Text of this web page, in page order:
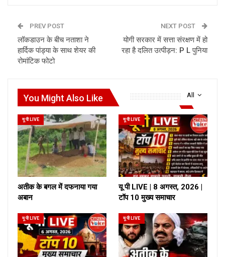
PREV POST
लॉकडाउन के बीच नताशा ने
हार्दिक पांड्या के साथ शेयर की
रोमांटिक फोटो
NEXT POST
योगी सरकार में सत्ता संरक्षण में हो
रहा है दलित उत्पीड़न: P L पुनिया
All
You Might Also Like
यू पी LIVE
अतीक के बगल में दफनाया गया
अबान
यू पी LIVE
यू पी LIVE | 8 अगस्त, 2026 |
टॉप 10 मुख्य समाचार
यू पी LIVE यू पी LIVE